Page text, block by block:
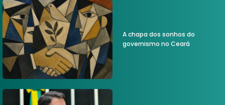
A chapa dos sonhos do
governismo no Ceará